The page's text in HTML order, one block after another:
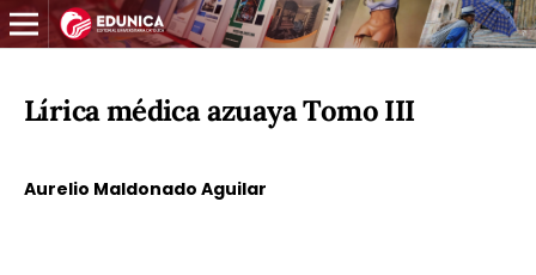
Lírica médica azuaya Tomo III
Aurelio Maldonado Aguilar